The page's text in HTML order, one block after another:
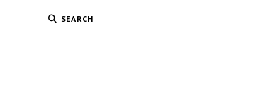
SEARCH